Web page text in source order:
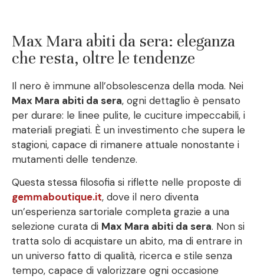
Max Mara abiti da sera: eleganza
che resta, oltre le tendenze
Il nero è immune all’obsolescenza della moda. Nei
Max Mara abiti da sera, ogni dettaglio è pensato
per durare: le linee pulite, le cuciture impeccabili, i
materiali pregiati. È un investimento che supera le
stagioni, capace di rimanere attuale nonostante i
mutamenti delle tendenze.
Questa stessa filosofia si riflette nelle proposte di
gemmaboutique.it, dove il nero diventa
un’esperienza sartoriale completa grazie a una
selezione curata di Max Mara abiti da sera. Non si
tratta solo di acquistare un abito, ma di entrare in
un universo fatto di qualità, ricerca e stile senza
tempo, capace di valorizzare ogni occasione